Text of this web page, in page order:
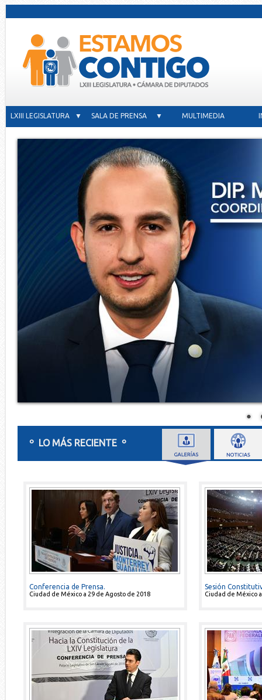
LXIII LEGISLATURA ▼ SALA DE PRENSA ▼ MULTIMEDIA
º LO MÁS RECIENTE º
Conferencia de Prensa.
Ciudad de México a 29 de Agosto de 2018
Sesión
Ciudad de México